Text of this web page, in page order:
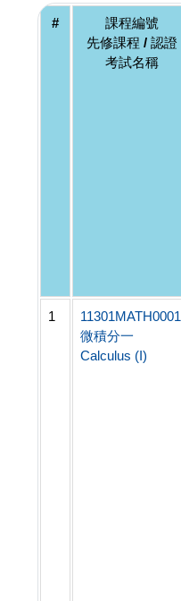
#
課程編號
先修課程 / 認證
考試名稱
1
11301MATH0001
微積分一
Calculus (I)